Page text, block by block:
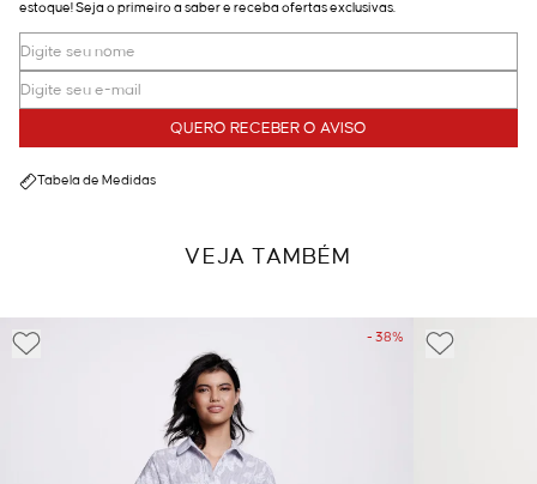
estoque! Seja o primeiro a saber e receba ofertas exclusivas.
QUERO RECEBER O AVISO
Tabela de Medidas
VEJA TAMBÉM
- 38%